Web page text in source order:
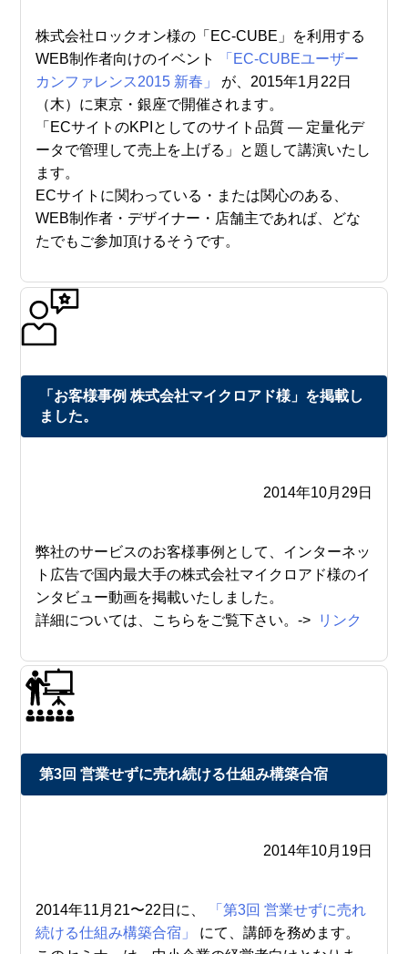
株式会社ロックオン様の「EC-CUBE」を利用する
WEB制作者向けのイベント
「EC-CUBEユーザー
カンファレンス2015 新春」
が、2015年1月22日
（木）に東京・銀座で開催されます。
「ECサイトのKPIとしてのサイト品質 — 定量化デ
ータで管理して売上を上げる」と題して講演いたし
ます。
ECサイトに関わっている・または関心のある、
WEB制作者・デザイナー・店舗主であれば、どな
たでもご参加頂けるそうです。
「お客様事例 株式会社マイクロアド様」を掲載し
ました。
2014年10月29日
弊社のサービスのお客様事例として、インターネッ
ト広告で国内最大手の株式会社マイクロアド様のイ
ンタビュー動画を掲載いたしました。
詳細については、こちらをご覧下さい。->
リンク
第3回 営業せずに売れ続ける仕組み構築合宿
2014年10月19日
2014年11月21〜22日に、
「第3回 営業せずに売れ
続ける仕組み構築合宿」
にて、講師を務めます。